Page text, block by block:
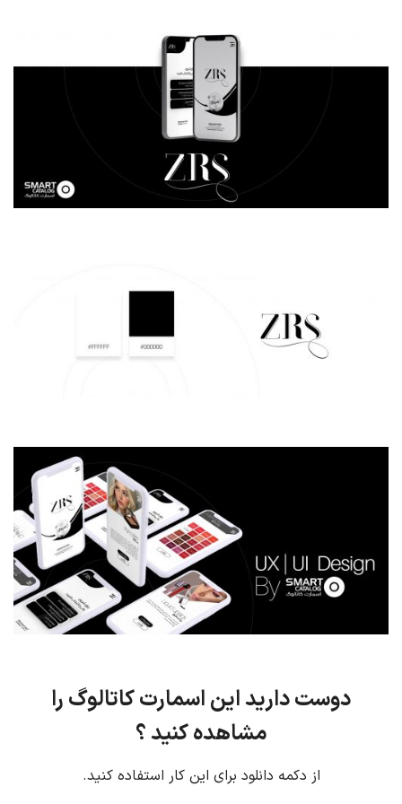
دوست دارید این اسمارت کاتالوگ را
مشاهده کنید ؟
از دکمه دانلود برای این کار استفاده کنید.